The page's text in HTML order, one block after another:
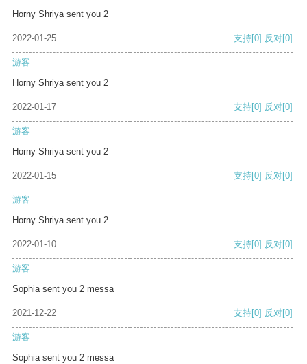
Horny Shriya sent you 2
2022-01-25 支持[0] 反对[0]
游客
Horny Shriya sent you 2
2022-01-17 支持[0] 反对[0]
游客
Horny Shriya sent you 2
2022-01-15 支持[0] 反对[0]
游客
Horny Shriya sent you 2
2022-01-10 支持[0] 反对[0]
游客
Sophia sent you 2 messa
2021-12-22 支持[0] 反对[0]
游客
Sophia sent you 2 messa